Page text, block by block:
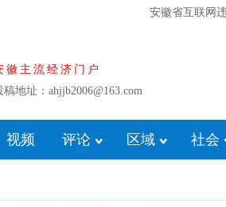
安徽省互联网
徽主流经济门户
稿地址：ahjjb2006@163.com
视频 评论 区域 社会